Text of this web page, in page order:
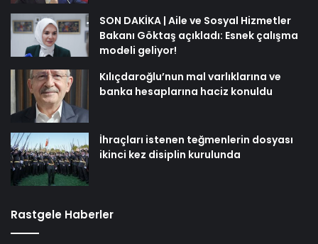
SON DAKİKA | Aile ve Sosyal Hizmetler
Bakanı Göktaş açıkladı: Esnek çalışma
modeli geliyor!
Kılıçdaroğlu’nun mal varlıklarına ve
banka hesaplarına haciz konuldu
İhraçları istenen teğmenlerin dosyası
ikinci kez disiplin kurulunda
Rastgele Haberler